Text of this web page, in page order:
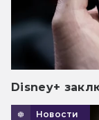
Disney+
Новости